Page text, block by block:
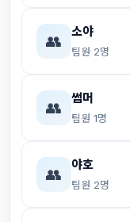
👥
소야
팀원 2명
👥
썸머
팀원 1명
👥
야호
팀원 2명